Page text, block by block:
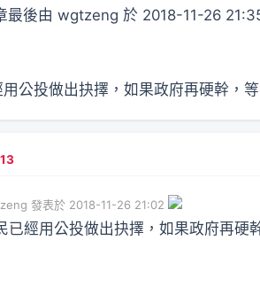
最後由 wgtzeng 於 2018-11-26
用公投做出抉擇，如果政府再硬幹，
發表於 2018-11-26 21:02
已經用公投做出抉擇，如果政府再硬